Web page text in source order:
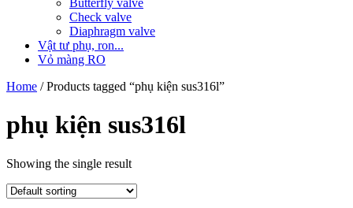
Check valve
Diaphragm valve
Vật tư phụ, ron...
Vỏ màng RO
Home / Products tagged “phụ kiện sus316l”
phụ kiện sus316l
Showing the single result